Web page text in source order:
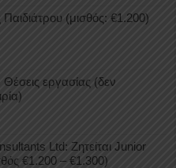
Παιδιάτρου (μισθός: €1.200)
εργασίας (δεν
Ltd: Ζητείται Junior
€1.200 – €1.300)